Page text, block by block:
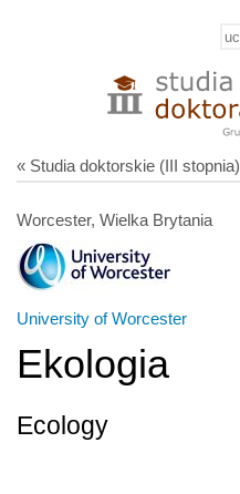
« Studia doktorskie (III stopnia)
Worcester, Wielka Brytania
University of Worcester
Ekologia
Ecology